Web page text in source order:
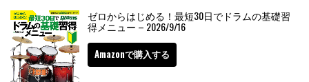
ゼロからはじめる！最短30日でドラムの基礎習
得メニュー – 2026/9/16
Amazonで購入する